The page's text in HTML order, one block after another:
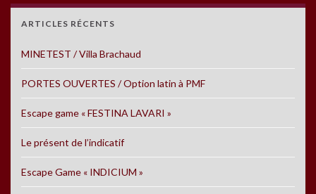
ARTICLES RÉCENTS
MINETEST / Villa Brachaud
PORTES OUVERTES / Option latin à PMF
Escape game « FESTINA LAVARI »
Le présent de l’indicatif
Escape Game « INDICIUM »